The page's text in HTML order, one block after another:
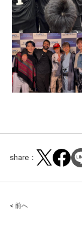
share：
Post
< 前へ